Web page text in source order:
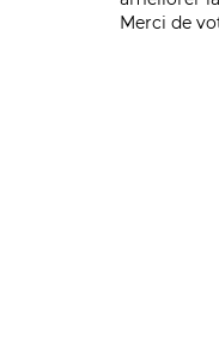
Merci de